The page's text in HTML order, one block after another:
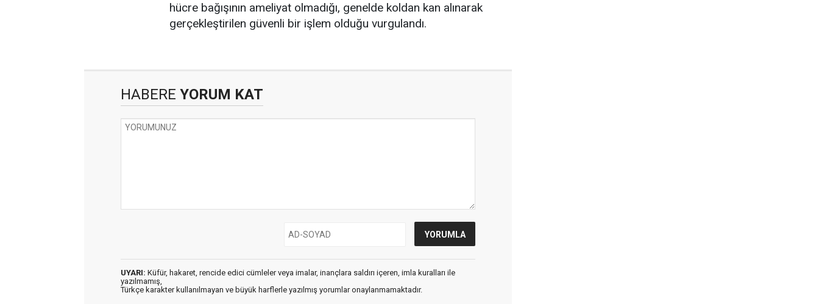
hücre bağışının ameliyat olmadığı, genelde koldan kan alınarak
gerçekleştirilen güvenli bir işlem olduğu vurgulandı.
HABERE YORUM KAT
UYARI: Küfür, hakaret, rencide edici cümleler veya imalar, inançlara saldırı içeren, imla kuralları ile
yazılmamış,
Türkçe karakter kullanılmayan ve büyük harflerle yazılmış yorumlar onaylanmamaktadır.